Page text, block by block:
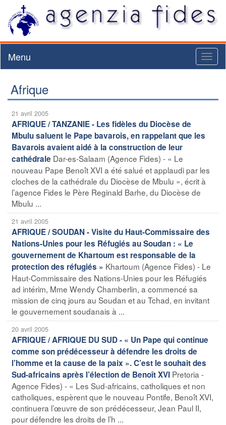
Menu
Afrique
21 avril 2005
AFRIQUE / TANZANIE - Les fidèles du Diocèse de
Mbulu saluent le Pape bavarois, en rappelant que les
Bavarois avaient aidé à la construction de leur
cathédrale Dar-es-Salaam (Agence Fides) - « Le
nouveau Pape Benoît XVI a été salué et applaudi par les
cloches de la cathédrale du Diocèse de Mbulu », écrit à
l’agence Fides le Père Reginald Barhe, du Diocèse de
Mbulu ...
21 avril 2005
AFRIQUE / SOUDAN - Visite du Haut-Commissaire des
Nations-Unies pour les Réfugiés au Soudan : « Le
gouvernement de Khartoum est responsable de la
protection des réfugiés » Khartoum (Agence Fides) - Le
Haut-Commissaire des Nations-Unies pour les Réfugiés
ad intérim, Mme Wendy Chamberlin, a commencé sa
mission de cinq jours au Soudan et au Tchad, en invitant
le gouvernement soudanais à ...
20 avril 2005
AFRIQUE / AFRIQUE DU SUD - « Un Pape qui continue
comme son prédécesseur à défendre les droits de
l’homme et la cause de la paix ». C’est le souhait des
Sud-africains après l’élection de Benoît XVI Pretoria -
Agence Fides) - « Les Sud-africains, catholiques et non
catholiques, espèrent que le nouveau Pontife, Benoît XVI,
continuera l’œuvre de son prédécesseur, Jean Paul II,
pour défendre les droits de l’h ...